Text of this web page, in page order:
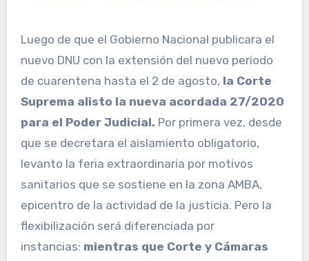
Luego de que el Gobierno Nacional publicara el
nuevo DNU con la extensión del nuevo periodo
de cuarentena hasta el 2 de agosto, la Corte
Suprema alisto la nueva acordada 27/2020
para el Poder Judicial. Por primera vez, desde
que se decretara el aislamiento obligatorio,
levanto la feria extraordinaria por motivos
sanitarios que se sostiene en la zona AMBA,
epicentro de la actividad de la justicia. Pero la
flexibilización será diferenciada por
instancias: mientras que Corte y Cámaras